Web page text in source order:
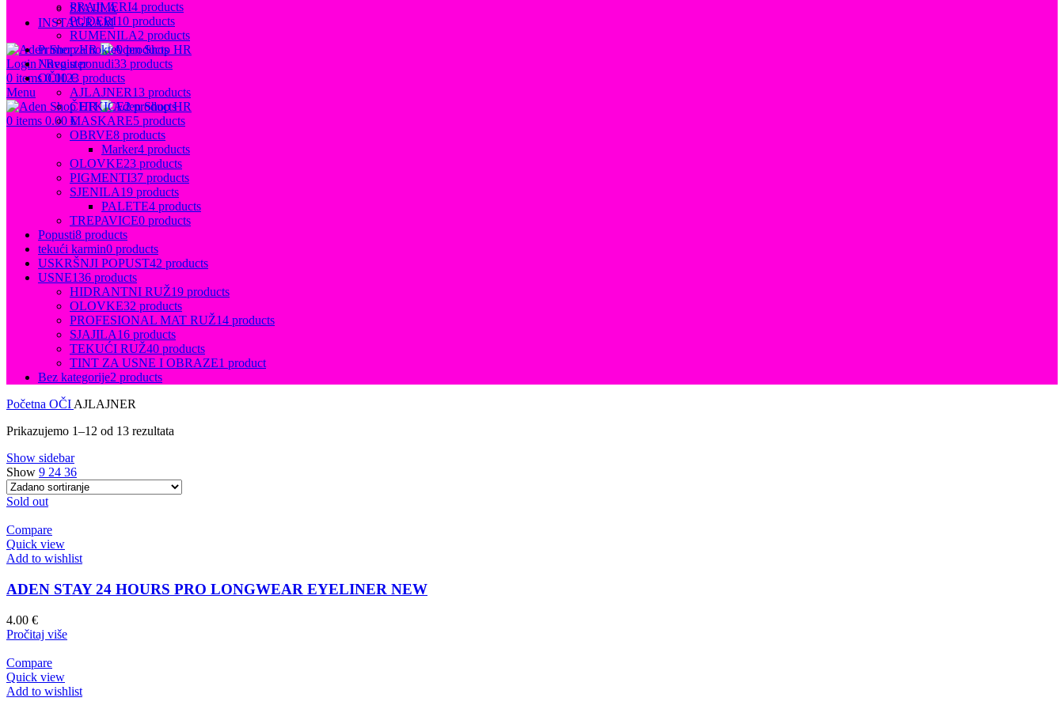
SJAJILA
INSTAGRAM
Login / Register
0 items 0.00€
Menu
0 items 0.00€
PRAJMERI4 products
PUDERI10 products
RUMENILA2 products
Primer za nokte0 products
Novo u ponudi33 products
OČI123 products
AJLAJNER13 products
ČETKICE2 products
MASKARE5 products
OBRVE8 products
Marker4 products
OLOVKE23 products
PIGMENTI37 products
SJENILA19 products
PALETE4 products
TREPAVICE0 products
Popusti8 products
tekući karmin0 products
USKRŠNJI POPUST42 products
USNE136 products
HIDRANTNI RUŽ19 products
OLOVKE32 products
PROFESIONAL MAT RUŽ14 products
SJAJILA16 products
TEKUĆI RUŽ40 products
TINT ZA USNE I OBRAZE1 product
Bez kategorije2 products
Početna OČI AJLAJNER
Prikazujemo 1–12 od 13 rezultata
Show sidebar
Show 9 24 36
Sold out
Compare
Quick view
Add to wishlist
ADEN STAY 24 HOURS PRO LONGWEAR EYELINER NEW
4.00 €
Pročitaj više
Compare
Quick view
Add to wishlist